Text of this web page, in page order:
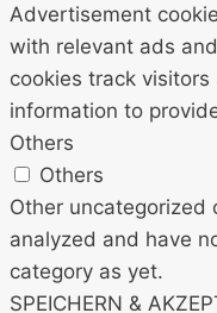
Advertisement
with relevant ads
cookies track
information to
Others
Others
Other uncategorized
analyzed and have
category as yet.
SPEICHERN &